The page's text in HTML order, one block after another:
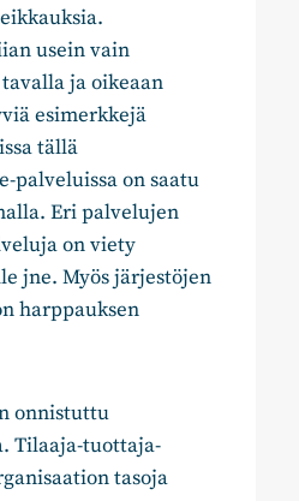
usein vain
ja oikeaan
esimerkkejä
tällä
palveluissa on saatu
Eri palvelujen
on viety
jne. Myös järjestöjen
harppauksen
onnistuttu
Tilaaja-tuottaja-
tasoja